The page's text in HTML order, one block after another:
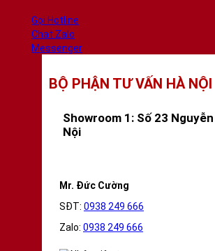
Gọi Hotline
Chat Zalo
Messenger
BỘ PHẬN TƯ VẤN HÀ NỘI
Showroom 1: Số 23
Nội
Mr. Đức Cường
SĐT: 0938 249 666
Zalo: 0938 249 666